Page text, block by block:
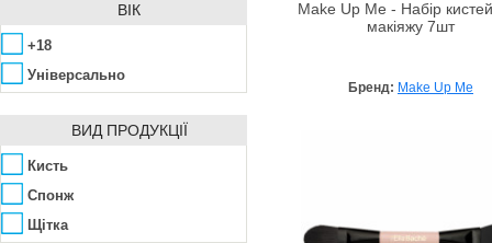
Nouba
Petitfee
Shiseido
Vipera
Vivienne Sabo
ВІК
+18
Універсально
ВИД ПРОДУКЦІЇ
Кисть
Спонж
Щітка
Make Up Me - Набір
макіяжу 7шт
Бренд: Make Up Me